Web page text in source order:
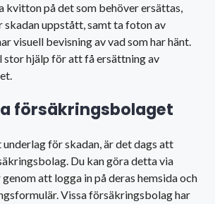
kvitton på det som behöver ersättas,
skadan uppstått, samt ta foton av
visuell bevisning av vad som har hänt.
stor hjälp för att få ersättning av
försäkringsbolaget
underlag för skadan, är det dags att
Du kan göra detta via
att logga in på deras hemsida och
Vissa försäkringsbolag har